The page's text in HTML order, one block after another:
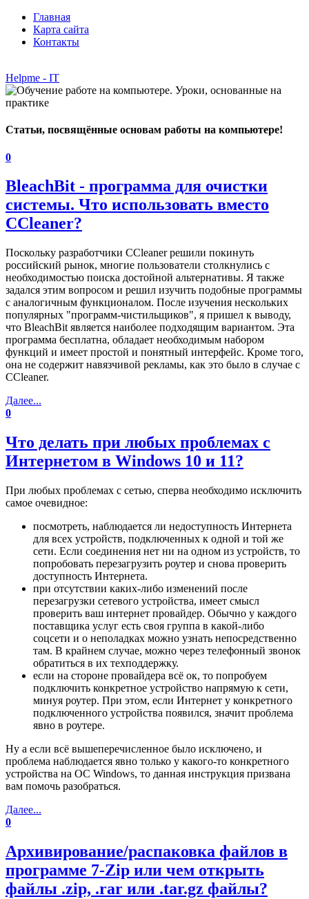
Главная
Карта сайта
Контакты
Helpme - IT
Статьи, посвящённые основам работы на компьютере!
0
BleachBit - программа для очистки
системы. Что использовать вместо
CCleaner?
Поскольку разработчики CCleaner решили покинуть
российский рынок, многие пользователи столкнулись с
необходимостью поиска достойной альтернативы. Я также
задался этим вопросом и решил изучить подобные программы
с аналогичным функционалом. После изучения нескольких
популярных "программ-чистильщиков", я пришел к выводу,
что BleachBit является наиболее подходящим вариантом. Эта
программа бесплатна, обладает необходимым набором
функций и имеет простой и понятный интерфейс. Кроме того,
она не содержит навязчивой рекламы, как это было в случае с
CCleaner.
Далее...
0
Что делать при любых проблемах с
Интернетом в Windows 10 и 11?
При любых проблемах с сетью, сперва необходимо исключить
самое очевидное:
посмотреть, наблюдается ли недоступность Интернета
для всех устройств, подключенных к одной и той же
сети. Если соединения нет ни на одном из устройств, то
попробовать перезагрузить роутер и снова проверить
доступность Интернета.
при отсутствии каких-либо изменений после
перезагрузки сетевого устройства, имеет смысл
проверить ваш интернет провайдер. Обычно у каждого
поставщика услуг есть своя группа в какой-либо
соцсети и о неполадках можно узнать непосредственно
там. В крайнем случае, можно через телефонный звонок
обратиться в их техподдержку.
если на стороне провайдера всё ок, то попробуем
подключить конкретное устройство напрямую к сети,
минуя роутер. При этом, если Интернет у конкретного
подключенного устройства появился, значит проблема
явно в роутере.
Ну а если всё вышеперечисленное было исключено, и
проблема наблюдается явно только у какого-то конкретного
устройства на OC Windows, то данная инструкция призвана
вам помочь разобраться.
Далее...
0
Архивирование/распаковка файлов в
программе 7-Zip или чем открыть
файлы .zip, .rar или .tar.gz файлы?